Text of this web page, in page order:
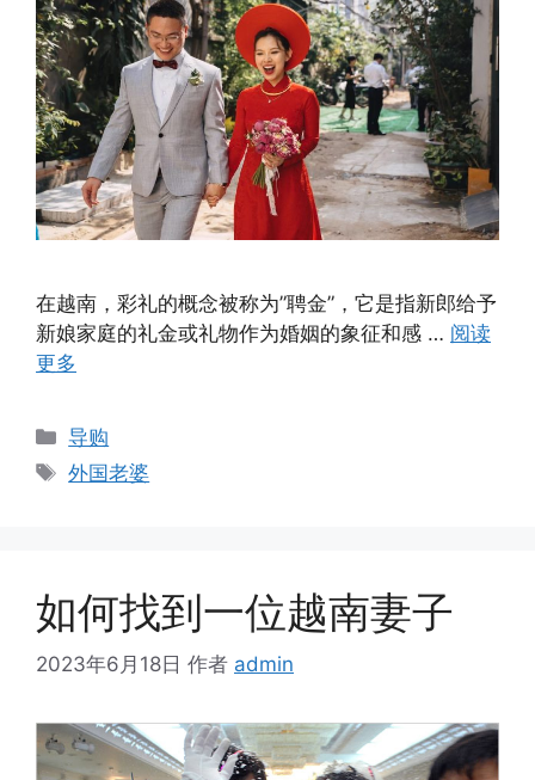
在越南，彩礼的概念被称为”聘金”，它是指新郎给予
新娘家庭的礼金或礼物作为婚姻的象征和感 … 阅读
更多
分
类
导购
标
外国老婆
如何找到一位越南妻子
2023年6月18日 作者 admin